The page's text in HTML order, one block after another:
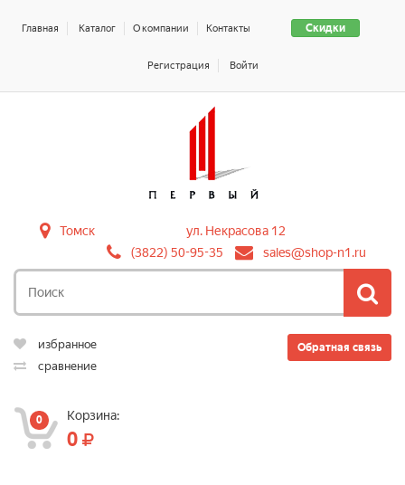
Скидки
Главная Каталог О компании Контакты
Регистрация Войти
Томск
ул. Некрасова 12
(3822) 50-95-35
sales@shop-n1.ru
Обратная связь
избранное
сравнение
0 Корзина:
0